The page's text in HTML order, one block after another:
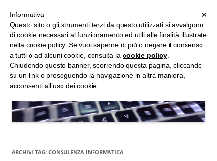
Vai
al
contenuto
Studio d'Informatica Forense
Perizie Informatiche Forensi, CTP e CTU in Processi Civili e Penali
ARCHIVI TAG: CONSULENZA INFORMATICA
MENU ×
Informativa
Questo sito o gli strumenti terzi da questo utilizzati si avvalgono
di cookie necessari al funzionamento ed utili alle finalità illustrate
nella cookie policy. Se vuoi saperne di più o negare il consenso
a tutti o ad alcuni cookie, consulta la cookie policy
Chiudendo questo banner, scorrendo questa pagina, cliccando
su un link o proseguendo la navigazione in altra maniera,
acconsenti all’uso dei cookie.